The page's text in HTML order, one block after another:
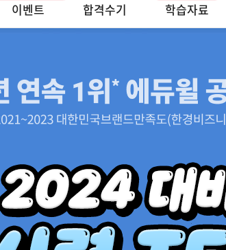
이벤트 합격수기 학습자료